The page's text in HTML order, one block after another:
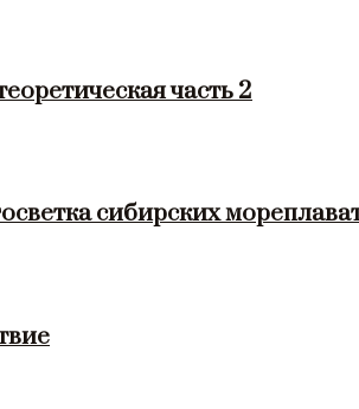
часть 2
сибирских